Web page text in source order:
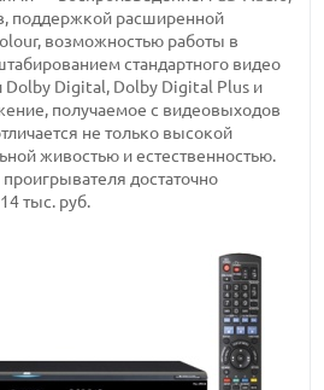
поддержкой расширенной
возможностью работы в
стандартного видео
Digital, Dolby Digital Plus и
получаемое с видеовыходов
не только высокой
живостью и естественностью.
достаточно
тыс. руб.